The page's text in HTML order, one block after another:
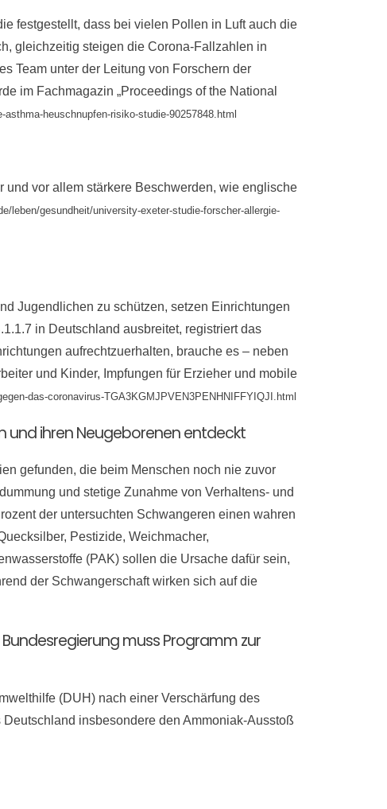
festgestellt, dass bei vielen Pollen in Luft auch die
gleichzeitig steigen die Corona-Fallzahlen in
Team unter der Leitung von Forschern der
im Fachmagazin „Proceedings of the National
heuschnupfen-risiko-studie-90257848.html
vor allem stärkere Beschwerden, wie englische
leben/gesundheit/university-exeter-studie-forscher-allergie-
Jugendlichen zu schützen, setzen Einrichtungen
in Deutschland ausbreitet, registriert das
aufrechtzuerhalten, brauche es – neben
und Kinder, Impfungen für Erzieher und mobile
das-coronavirus-TGA3KGMJPVEN3PENHNIFFYIQJI.html
und ihren Neugeborenen entdeckt
gefunden, die beim Menschen noch nie zuvor
und stetige Zunahme von Verhaltens- und
der untersuchten Schwangeren einen wahren
Pestizide, Weichmacher,
(PAK) sollen die Ursache dafür sein,
der Schwangerschaft wirken sich auf die
muss Programm zur
(DUH) nach einer Verschärfung des
insbesondere den Ammoniak-Ausstoß